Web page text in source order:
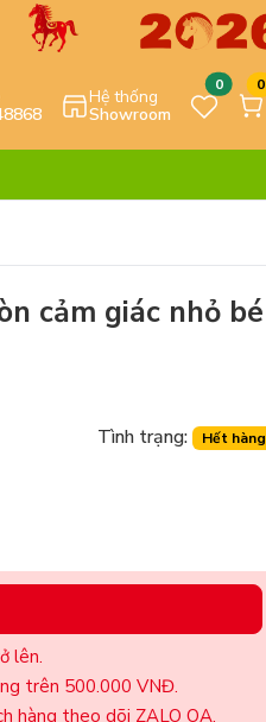
Hệ thống
Showroom
0 0
cảm giác nhỏ bé
Tình trạng: Hết hàng
lên.
trên 500.000 VNĐ.
hàng theo dõi ZALO OA.